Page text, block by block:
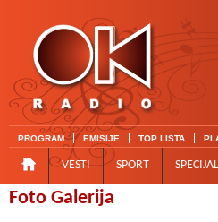
PROGRAM EMISIJE TOP LISTA
VESTI SPORT
Foto Galerija